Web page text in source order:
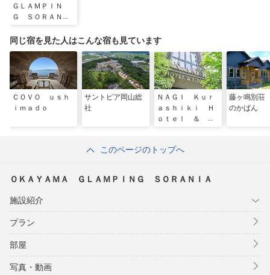
ＧＬＡＭＰＩＮ
Ｇ ＳＯＲＡＮＩ
同じ宿を見た人はこんな宿も見ています
ＣＯＶＯ ｕｓｈ
ｉｍａｄｏ
サントピア岡山総
社
ＮＡＧＩ Ｋｕｒ
ａｓｈｉｋｉ Ｈ
ｏｔｅｌ ＆ Ｌ
藤ヶ鳴別
のかばん
このページのトップへ
ＯＫＡＹＡＭＡ ＧＬＡＭＰＩＮＧ ＳＯＲＡＮＩＡ
施設紹介
プラン
部屋
写真・動画